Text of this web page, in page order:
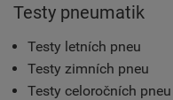
Testy pneumatik
Testy letních pneu
Testy zimních pneu
Testy celoročních pneu